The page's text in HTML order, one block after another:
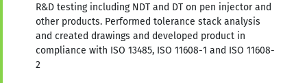
R&D testing including NDT and DT on pen injector and
other products. Performed tolerance stack analysis
and created drawings and developed product in
compliance with ISO 13485, ISO 11608-1 and ISO 11608-
2